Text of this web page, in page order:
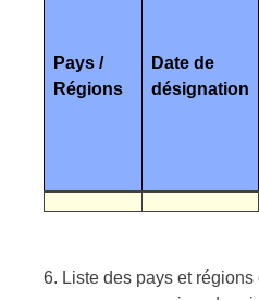
Pays /
Régions
Date de
désignation
6. Liste des pays et